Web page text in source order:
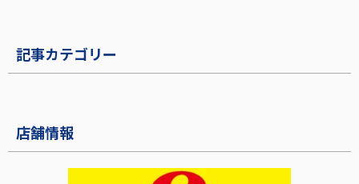
記事カテゴリー
店舗情報